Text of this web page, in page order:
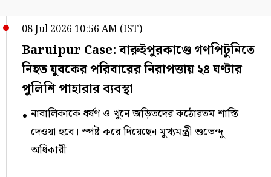
08 Jul 2026 10:56 AM (IST)
Baruipur Case: বারুইপুরকাণ্ডে গণপিটুনিতে
নিহত যুবকের পরিবারের নিরাপত্তায় ২৪ ঘণ্টার
পুলিশি পাহারার ব্যবস্থা
নাবালিকাকে ধর্ষণ ও খুনে জড়িতদের কঠোরতম শাস্তি
দেওয়া হবে। স্পষ্ট করে দিয়েছেন মুখ্যমন্ত্রী শুভেন্দু
অধিকারী।